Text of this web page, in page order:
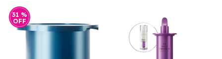
31 %
OFF